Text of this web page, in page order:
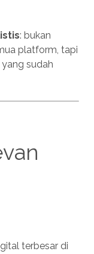
: bukan
platform, tapi
sudah
terbesar di